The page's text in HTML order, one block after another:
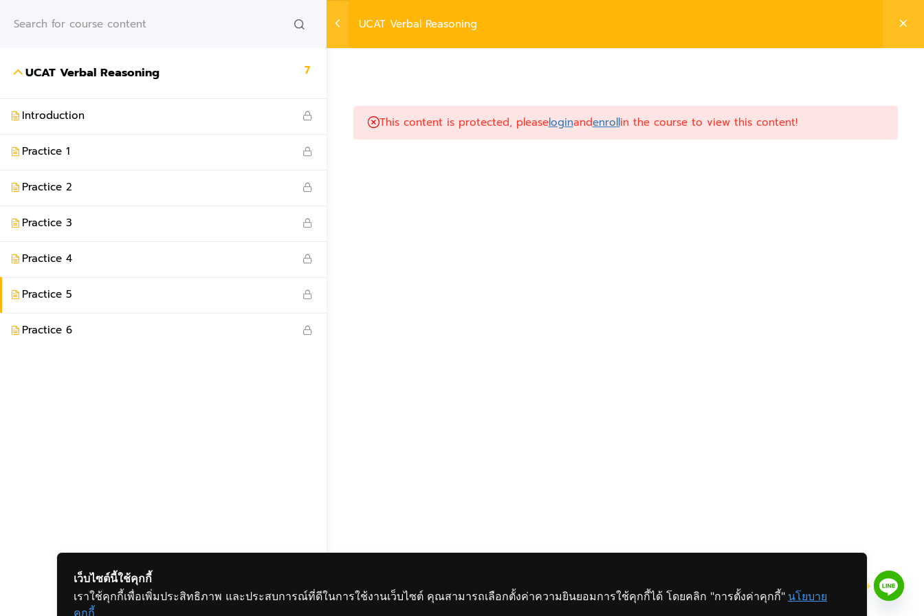
HOME LIVE ONLINE CLASS
UCAT Verbal Reasoning
UCAT Verbal Reasoning 7
Introduction
Practice 1
Practice 2
Practice 3
Practice 4
Practice 5
Practice 6
This content is protected, pleaseloginandenrollin the course to view this content!
©2026 www.aimslearning.online. All Rights Reserved.
เว็บไซต์นี้ใช้คุกกี้
เราใช้คุกกี้เพื่อเพิ่มประสิทธิภาพ และประสบการณ์ที่ดีในการใช้งานเว็บไซต์ คุณสามารถเลือกตั้งค่าความยินยอมการใช้คุกกี้ได้ โดยคลิก "การตั้งค่าคุกกี้" นโยบาย
คุกกี้